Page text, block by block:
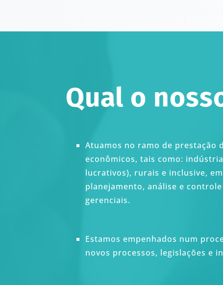
Qual o
Atuamos no ramo de prestação
econômicos, tais como:
lucrativos), rurais e inclusive,
planejamento, análise e
gerenciais.
Estamos empenhados num
novos processos, legislações e